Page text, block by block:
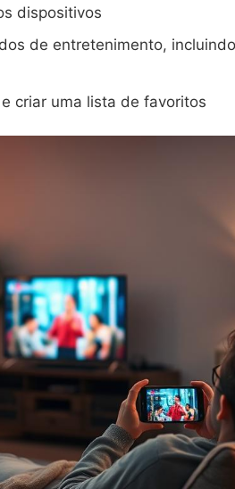
dispositivos
de entretenimento,
criar uma lista de favoritos